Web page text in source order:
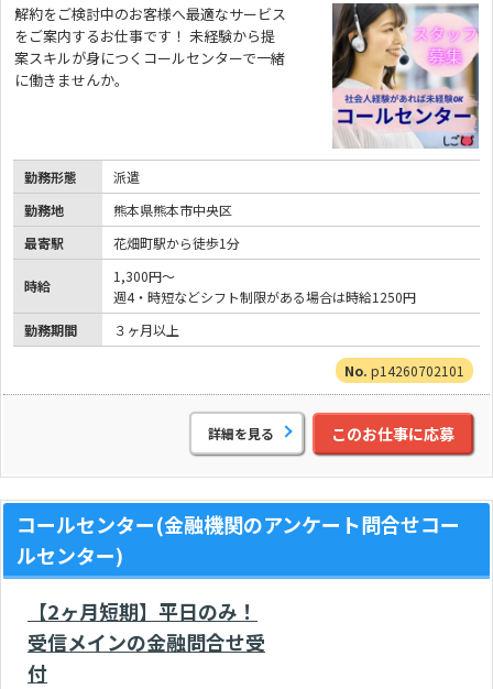
解約をご検討中のお客様へ最適なサービス
をご案内するお仕事です！ 未経験から提
案スキルが身につくコールセンターで一緒
に働きませんか。
勤務形態
派遣
勤務地
熊本県熊本市中央区
最寄駅
花畑町駅から徒歩1分
時給
1,300円～
週4・時短などシフト制限がある場合は時給1250円
勤務期間
３ヶ月以上
p14260702101
詳細を見る このお仕事に応募
コールセンター(金融機関のアンケート問合せコー
ルセンター)
【2ヶ月短期】平日のみ！
受信メインの金融問合せ受
付